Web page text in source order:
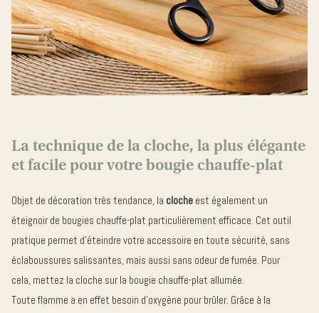
La technique de la cloche, la plus élégante
et facile pour votre bougie chauffe-plat
Objet de décoration très tendance, la cloche est également un
éteignoir de bougies chauffe-plat particulièrement efficace. Cet outil
pratique permet d’éteindre votre accessoire en toute sécurité, sans
éclaboussures salissantes, mais aussi sans odeur de fumée. Pour
cela, mettez la cloche sur la bougie chauffe-plat allumée.
Toute flamme a en effet besoin d’oxygène pour brûler. Grâce à la